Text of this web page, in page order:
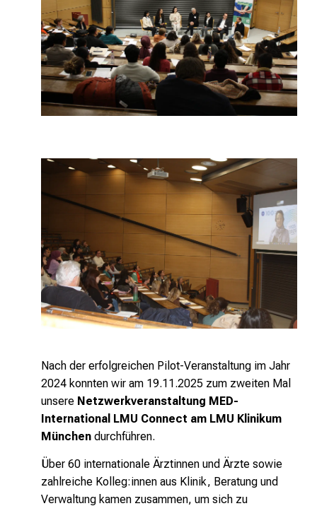
Nach der erfolgreichen Pilot-Veranstaltung im Jahr
2024 konnten wir am 19.11.2025 zum zweiten Mal
unsere Netzwerkveranstaltung MED-
International LMU Connect am LMU Klinikum
München durchführen.
Über 60 internationale Ärztinnen und Ärzte sowie
zahlreiche Kolleg:innen aus Klinik, Beratung und
Verwaltung kamen zusammen, um sich zu